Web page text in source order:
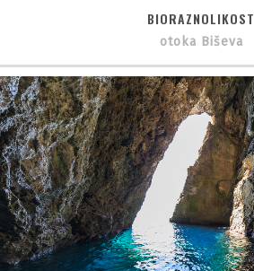
BIORAZNOLIKOST
otoka Biševa